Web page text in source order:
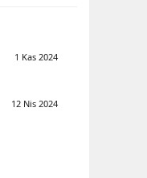
1 Kas 2024
12 Nis 2024